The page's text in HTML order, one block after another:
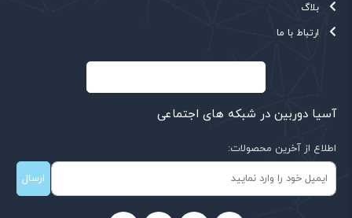
بلاگ
ارتباط با ما
آسیا دوربین در شبکه های اجتماعی
اطلاع از آخرین محصولات:
ارسال